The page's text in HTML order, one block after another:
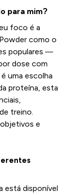
para mim?
foco é a
como o
populares —
dose com
uma escolha
proteína, esta
treino.
e
está disponível